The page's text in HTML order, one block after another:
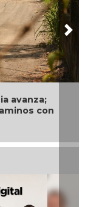
Garantiza
colonias de